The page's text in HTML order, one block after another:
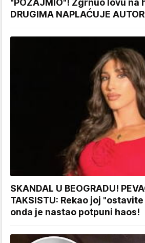
"POZAJMIO"! Zgrnuo lovu na
DRUGIMA NAPLAĆUJE
SKANDAL U BEOGRADU!
TAKSISTU: Rekao joj
onda je nastao potpuni haos!